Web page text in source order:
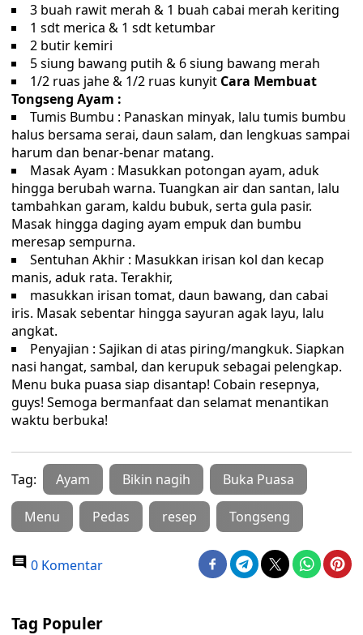
3 buah rawit merah & 1 buah cabai merah keriting
1 sdt merica & 1 sdt ketumbar
2 butir kemiri
5 siung bawang putih & 6 siung bawang merah
1/2 ruas jahe & 1/2 ruas kunyit Cara Membuat
Tongseng Ayam :
Tumis Bumbu : Panaskan minyak, lalu tumis bumbu
halus bersama serai, daun salam, dan lengkuas sampai
harum dan benar-benar matang.
Masak Ayam : Masukkan potongan ayam, aduk
hingga berubah warna. Tuangkan air dan santan, lalu
tambahkan garam, kaldu bubuk, serta gula pasir.
Masak hingga daging ayam empuk dan bumbu
meresap sempurna.
Sentuhan Akhir : Masukkan irisan kol dan kecap
manis, aduk rata. Terakhir,
masukkan irisan tomat, daun bawang, dan cabai
iris. Masak sebentar hingga sayuran agak layu, lalu
angkat.
Penyajian : Sajikan di atas piring/mangkuk. Siapkan
nasi hangat, sambal, dan kerupuk sebagai pelengkap.
Menu buka puasa siap disantap! Cobain resepnya,
guys! Semoga bermanfaat dan selamat menantikan
waktu berbuka!
Tag: Ayam Bikin nagih Buka Puasa
Menu Pedas resep Tongseng
0 Komentar
Tag Populer